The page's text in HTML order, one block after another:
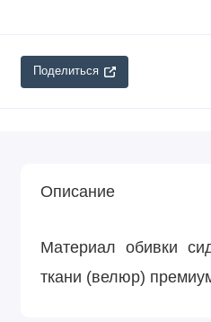
Поделиться
Описание
Материал обивки
ткани (велюр)